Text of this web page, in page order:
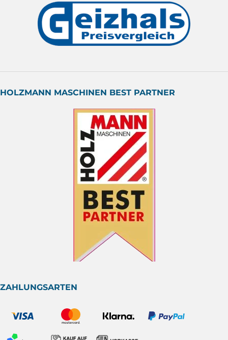
HOLZMANN MASCHINEN BEST PARTNER
ZAHLUNGSARTEN